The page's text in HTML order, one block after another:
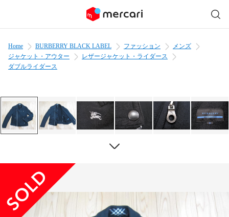
Home BURBERRY BLACK LABEL ファッション
メンズ
ジャケット・アウター
レザージャケット・ライダース
ダブルライダース